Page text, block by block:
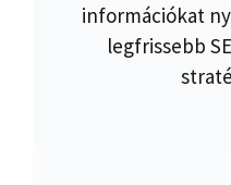
információkat
legfrissebb